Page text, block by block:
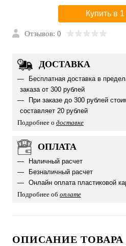
Купить в 1
Отзывов: 0
ДОСТАВКА
Бесплатная доставка в
заказа от 300 рублей
При заказе до 300 рублей
составляет 20 рублей
Подробнее о доставке
ОПЛАТА
Наличный расчет
Безналичный расчет
Онлайн оплата пластиковой
Подробнее об оплате
ОПИСАНИЕ ТОВАРА